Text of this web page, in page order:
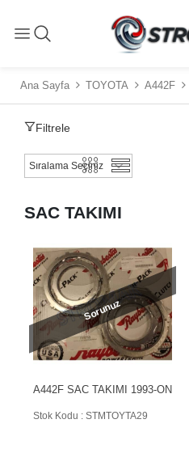
Ana Sayfa TOYOTA A442F
Filtrele
SAC TAKIMI
Sorunuz
A442F SAC TAKIMI 1993-ON
Stok Kodu : STMTOYTA29